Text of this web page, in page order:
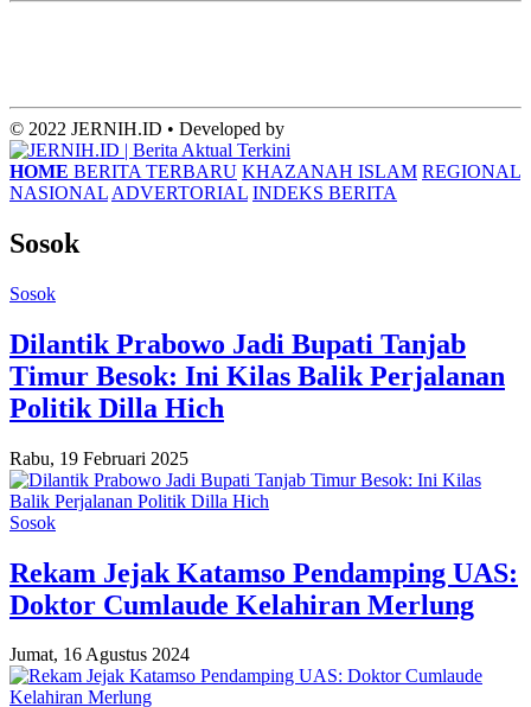
© 2022 JERNIH.ID • Developed by
HOME BERITA TERBARU KHAZANAH ISLAM REGIONAL
NASIONAL ADVERTORIAL INDEKS BERITA
Sosok
Sosok
Dilantik Prabowo Jadi Bupati Tanjab
Timur Besok: Ini Kilas Balik Perjalanan
Politik Dilla Hich
Rabu, 19 Februari 2025
Sosok
Rekam Jejak Katamso Pendamping UAS:
Doktor Cumlaude Kelahiran Merlung
Jumat, 16 Agustus 2024